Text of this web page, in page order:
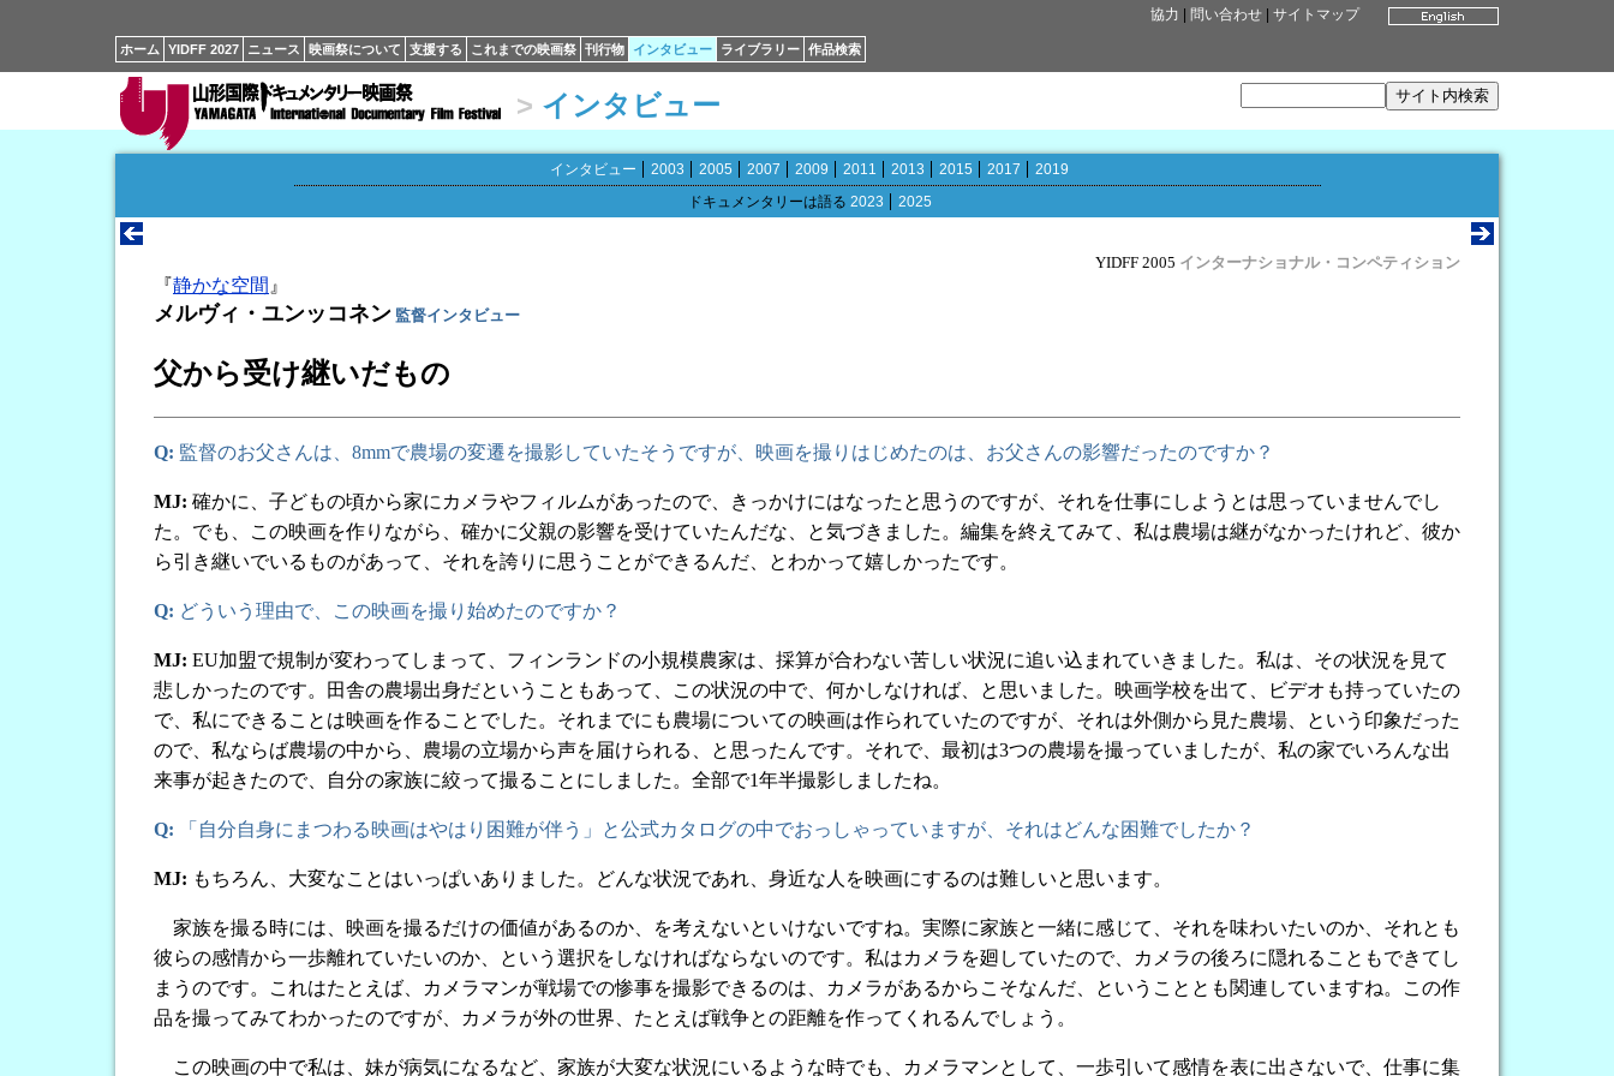
協力 問い合わせ サイトマップ
ホーム YIDFF 2027 ニュース 映画祭について 支援する これまでの映画祭 刊行物 インタビュー ライブラリー 作品検索
> インタビュー
インタビュー 2003 2005 2007 2009 2011 2013 2015 2017
2019
ドキュメンタリーは語る 2023 2025
YIDFF 2005 インターナショナル・コンペティション
『静かな空間 』
メルヴィ・ユンッコネン 監督インタビュー
父から受け継いだもの
Q: 監督のお父さんは、8mmで農場の変遷を撮影していたそうですが、映画を撮りはじめたのは、お父さんの影響だったのですか？
MJ: 確かに、子どもの頃から家にカメラやフィルムがあったので、きっかけにはなったと思うのですが、それを仕事にしようとは思っていませんでし
た。でも、この映画を作りながら、確かに父親の影響を受けていたんだな、と気づきました。編集を終えてみて、私は農場は継がなかったけれど、彼か
ら引き継いでいるものがあって、それを誇りに思うことができるんだ、とわかって嬉しかったです。
Q: どういう理由で、この映画を撮り始めたのですか？
MJ: EU加盟で規制が変わってしまって、フィンランドの小規模農家は、採算が合わない苦しい状況に追い込まれていきました。私は、その状況を見て
悲しかったのです。田舎の農場出身だということもあって、この状況の中で、何かしなければ、と思いました。映画学校を出て、ビデオも持っていたの
で、私にできることは映画を作ることでした。それまでにも農場についての映画は作られていたのですが、それは外側から見た農場、という印象だった
ので、私ならば農場の中から、農場の立場から声を届けられる、と思ったんです。それで、最初は3つの農場を撮っていましたが、私の家でいろんな出
来事が起きたので、自分の家族に絞って撮ることにしました。全部で1年半撮影しましたね。
Q: 「自分自身にまつわる映画はやはり困難が伴う」と公式カタログの中でおっしゃっていますが、それはどんな困難でしたか？
MJ: もちろん、大変なことはいっぱいありました。どんな状況であれ、身近な人を映画にするのは難しいと思います。
家族を撮る時には、映画を撮るだけの価値があるのか、を考えないといけないですね。実際に家族と一緒に感じて、それを味わいたいのか、それとも
彼らの感情から一歩離れていたいのか、という選択をしなければならないのです。私はカメラを廻していたので、カメラの後ろに隠れることもできてし
まうのです。これはたとえば、カメラマンが戦場での惨事を撮影できるのは、カメラがあるからこそなんだ、ということとも関連していますね。この作
品を撮ってみてわかったのですが、カメラが外の世界、たとえば戦争との距離を作ってくれるんでしょう。
この映画の中で私は、妹が病気になるなど、家族が大変な状況にいるような時でも、カメラマンとして、一歩引いて感情を表に出さないで、仕事に集